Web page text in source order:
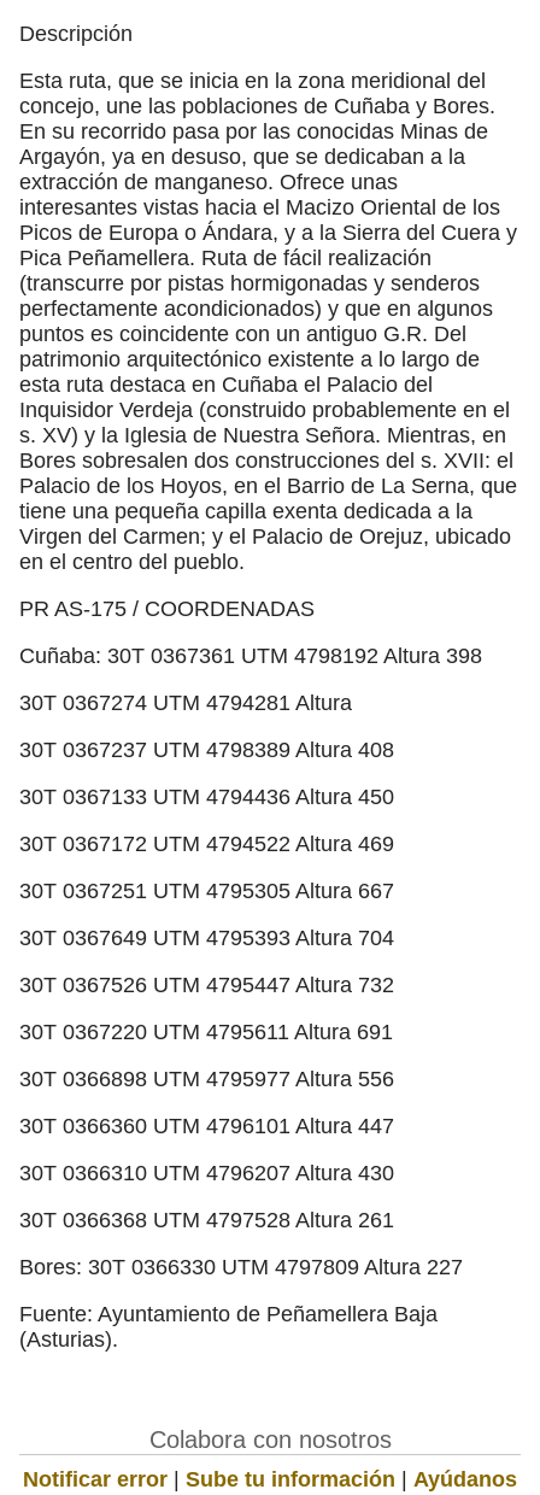
Descripción
Esta ruta, que se inicia en la zona meridional del
concejo, une las poblaciones de Cuñaba y Bores.
En su recorrido pasa por las conocidas Minas de
Argayón, ya en desuso, que se dedicaban a la
extracción de manganeso. Ofrece unas
interesantes vistas hacia el Macizo Oriental de los
Picos de Europa o Ándara, y a la Sierra del Cuera y
Pica Peñamellera. Ruta de fácil realización
(transcurre por pistas hormigonadas y senderos
perfectamente acondicionados) y que en algunos
puntos es coincidente con un antiguo G.R. Del
patrimonio arquitectónico existente a lo largo de
esta ruta destaca en Cuñaba el Palacio del
Inquisidor Verdeja (construido probablemente en el
s. XV) y la Iglesia de Nuestra Señora. Mientras, en
Bores sobresalen dos construcciones del s. XVII: el
Palacio de los Hoyos, en el Barrio de La Serna, que
tiene una pequeña capilla exenta dedicada a la
Virgen del Carmen; y el Palacio de Orejuz, ubicado
en el centro del pueblo.
PR AS-175 / COORDENADAS
Cuñaba: 30T 0367361 UTM 4798192 Altura 398
30T 0367274 UTM 4794281 Altura
30T 0367237 UTM 4798389 Altura 408
30T 0367133 UTM 4794436 Altura 450
30T 0367172 UTM 4794522 Altura 469
30T 0367251 UTM 4795305 Altura 667
30T 0367649 UTM 4795393 Altura 704
30T 0367526 UTM 4795447 Altura 732
30T 0367220 UTM 4795611 Altura 691
30T 0366898 UTM 4795977 Altura 556
30T 0366360 UTM 4796101 Altura 447
30T 0366310 UTM 4796207 Altura 430
30T 0366368 UTM 4797528 Altura 261
Bores: 30T 0366330 UTM 4797809 Altura 227
Fuente: Ayuntamiento de Peñamellera Baja
(Asturias).
Colabora con nosotros
Notificar error | Sube tu información | Ayúdanos